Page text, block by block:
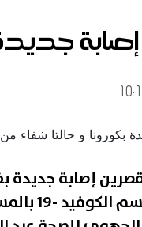
إصابة جديدة
طبي